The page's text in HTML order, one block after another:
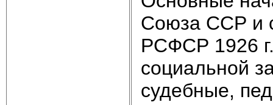
Союза ССР и
РСФСР 1926
социальной
судебные,